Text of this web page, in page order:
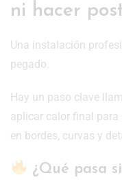
ni hacer
Una instalación
pegado.
Hay un paso clave
aplicar calor final para
en bordes, curvas y
¿Qué pasa